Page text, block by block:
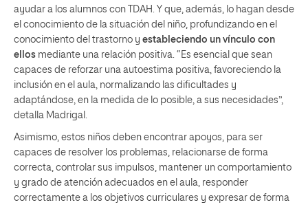
ayudar a los alumnos con TDAH. Y que, además, lo hagan desde
el conocimiento de la situación del niño, profundizando en el
conocimiento del trastorno y estableciendo un vínculo con
ellos mediante una relación positiva. “Es esencial que sean
capaces de reforzar una autoestima positiva, favoreciendo la
inclusión en el aula, normalizando las dificultades y
adaptándose, en la medida de lo posible, a sus necesidades”,
detalla Madrigal.
Asimismo, estos niños deben encontrar apoyos, para ser
capaces de resolver los problemas, relacionarse de forma
correcta, controlar sus impulsos, mantener un comportamiento
y grado de atención adecuados en el aula, responder
correctamente a los objetivos curriculares y expresar de forma